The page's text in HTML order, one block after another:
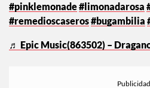
#pinklemonade#limonadarosa
#remedioscaseros#bugambilia
♬ Epic Music(863502) –